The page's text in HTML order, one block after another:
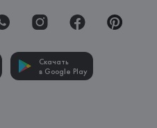
Скачать
в Google Play